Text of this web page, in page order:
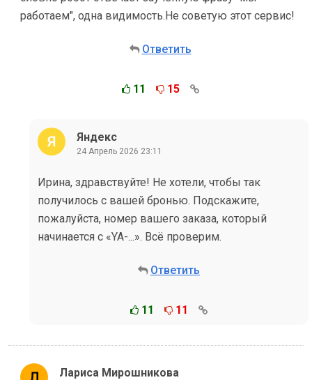
работаем", одна видимость.Не советую этот сервис!
Ответить
11 15
Яндекс
24 Апрель 2026 23:11
Ирина, здравствуйте! Не хотели, чтобы так
получилось с вашей бронью. Подскажите,
пожалуйста, номер вашего заказа, который
начинается с «YA-...». Всё проверим.
Ответить
11 11
Лариса Мирошникова